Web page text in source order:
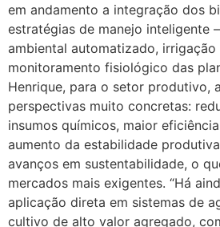
em andamento a integração dos
estratégias de manejo inteligente
ambiental automatizado,
monitoramento fisiológico das
Henrique, para o setor produtivo,
perspectivas muito concretas:
insumos químicos, maior
aumento da estabilidade
avanços em sustentabilidade, o
mercados mais exigentes. “Há
aplicação direta em sistemas de
cultivo de alto valor agregado,